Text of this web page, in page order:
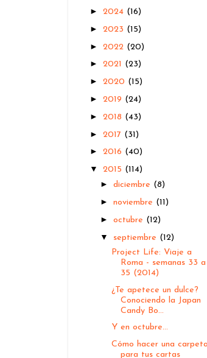
► 2024 (16)
► 2023 (15)
► 2022 (20)
► 2021 (23)
► 2020 (15)
► 2019 (24)
► 2018 (43)
► 2017 (31)
► 2016 (40)
▼ 2015 (114)
►diciembre (8)
►noviembre (11)
►octubre (12)
▼ septiembre (12)
Project Life: Viaje a
Roma - semanas 33 a
35 (2014)
¿Te apetece un dulce?
Conociendo la Japan
Candy Bo...
Y en octubre...
Cómo hacer una carpeta
para tus cartas